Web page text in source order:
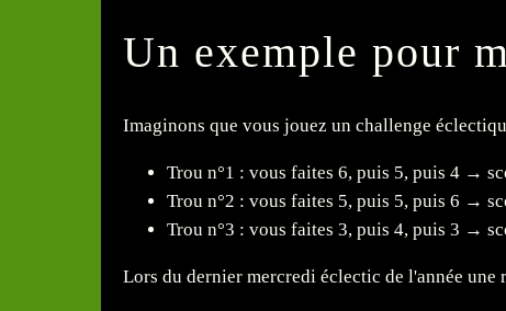
Un exemple pour
Imaginons que vous jouez un challenge
Trou n°1 : vous faites 6, puis 5, puis 4 →
Trou n°2 : vous faites 5, puis 5, puis 6 →
Trou n°3 : vous faites 3, puis 4, puis 3 →
Lors du dernier mercredi éclectic de l'année une